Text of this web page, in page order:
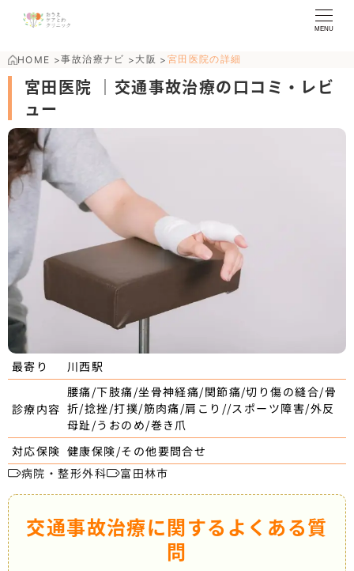
MENU
HOME >事故治療ナビ > 大阪 > 宮田医院の詳細
宮田医院 ｜交通事故治療の口コミ・レビ
ュー
最寄り 川西駅
診療内容
腰痛/下肢痛/坐骨神経痛/関節痛/切り傷の縫合/骨
折/捻挫/打撲/筋肉痛/肩こり//スポーツ障害/外反
母趾/うおのめ/巻き爪
対応保険 健康保険/その他要問合せ
病院・整形外科
富田林市
交通事故治療に関するよくある質
問